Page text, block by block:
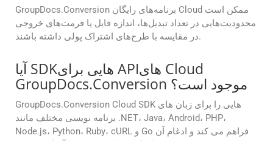
GroupDocs.Conversion برنامه‌های رایگان Cloud ممکن است
محدودیت‌هایی در تعداد تبدیل‌ها، اندازه فایل یا فرمت‌های خروجی
در مقایسه با طرح‌های اشتراک پولی داشته باشند.
آیا SDKهایی برای APIهای Cloud
GroupDocs.Conversion موجود است؟
GroupDocs.Conversion Cloud SDK هایی را برای زبان های
برنامه نویسی مختلف مانند .NET، Java، Android، PHP،
Node.js، Python، Ruby، cURL و Go فراهم می کند و ادغام آن